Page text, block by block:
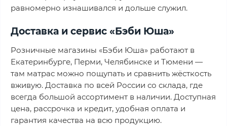
равномерно изнашивался и дольше служил.
Доставка и сервис «Бэби Юша»
Розничные магазины «Бэби Юша» работают в
Екатеринбурге, Перми, Челябинске и Тюмени —
там матрас можно пощупать и сравнить жёсткость
вживую. Доставка по всей России со склада, где
всегда большой ассортимент в наличии. Доступная
цена, рассрочка и кредит, удобная оплата и
гарантия качества на всю продукцию.